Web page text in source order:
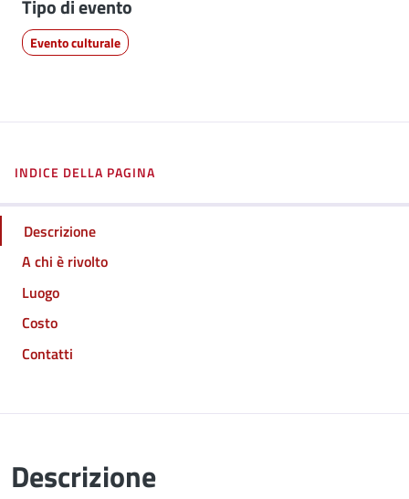
Tipo di evento
Evento culturale
INDICE DELLA PAGINA
Descrizione
A chi è rivolto
Luogo
Costo
Contatti
Descrizione